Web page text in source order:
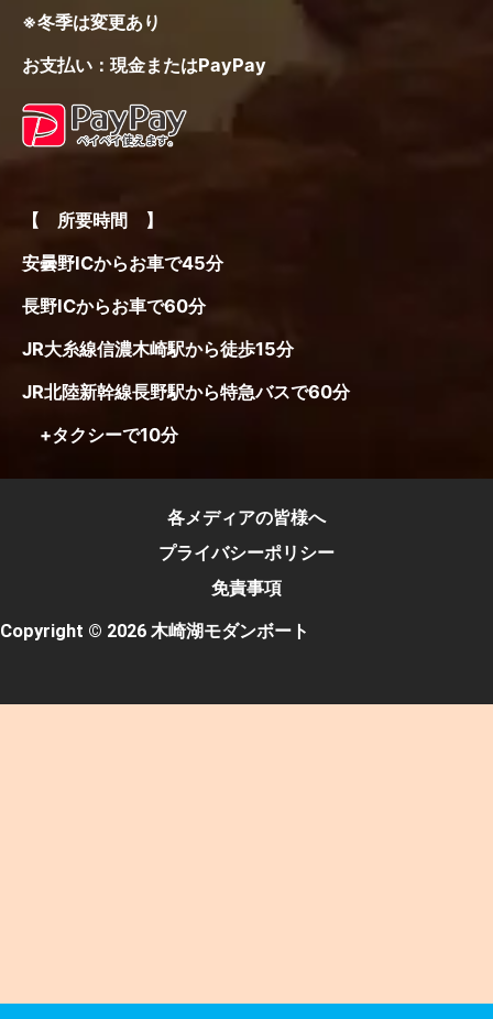
※冬季は変更あり
お支払い：現金またはPayPay
【 所要時間 】
安曇野ICからお車で45分
長野ICからお車で60分
JR大糸線信濃木崎駅から徒歩15分
JR北陸新幹線長野駅から特急バスで60分
+タクシーで10分
各メディアの皆様へ
プライバシーポリシー
免責事項
Copyright © 2026 木崎湖モダンボート